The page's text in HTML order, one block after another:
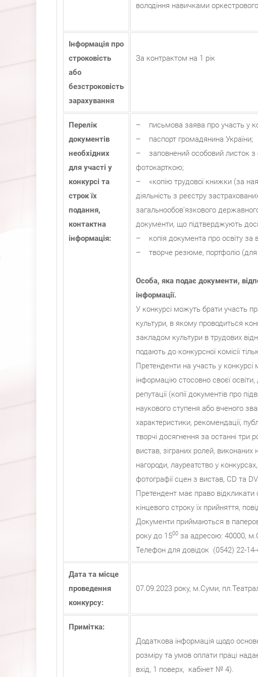
володіння навичками
Інформація про
строковість
або
безстроковість
зарахування
За контрактом на 1 рік
Перелік
документів
необхідних
для участі у
конкурсі та
строк їх
подання,
контактна
інформація:
– письмова заява про участь у
– паспорт громадянина України;
– заповнений особовий листок з
фотокарткою;
– «копію трудової книжки (за
діяльність з реєстру
загальнообов’язкового
документи, що підтверджують
– копія документа про освіту за
– творче резюме, портфоліо (для
Особа, яка подає документи,
інформації.
У конкурсі можуть брати участь
культури, в якому проводиться
закладом культури в трудових
подають до конкурсної комісії
Претенденти на участь у
інформацію стосовно своєї освіти,
репутації (копії документів про
наукового ступеня або вченого
характеристики, рекомендації,
творчі досягнення за останні три
вистав, зіграних ролей, виконаних
нагороди, лауреатство у
фотографії сцен з вистав, СD та
Претендент має право
кінцевого строку їх прийняття,
Документи приймаються в
року до 1500 за адресою: 40000,
Телефон для довідок (0542) 22-14-
Дата та місце
проведення
конкурсу:
07.09.2023 року, м.Суми,
Примітка:
Додаткова інформація щодо
розміру та умов оплати праці
вхід, 1 поверх, кабінет № 4).